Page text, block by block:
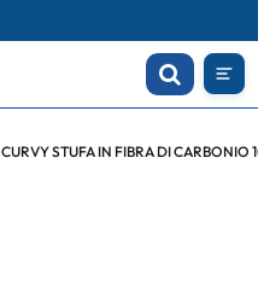
CURVY STUFA IN FIBRA DI CARBONIO